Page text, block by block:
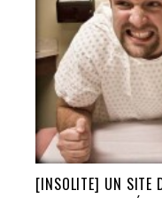
[INSOLITE] UN SITE